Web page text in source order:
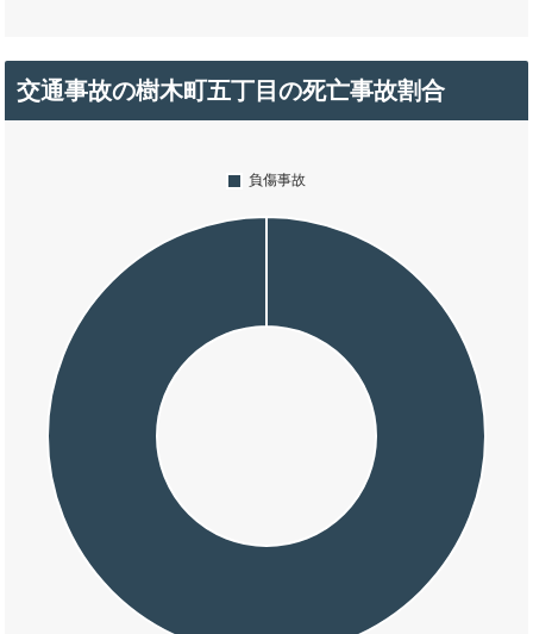
交通事故の樹木町五丁目の死亡事故割合